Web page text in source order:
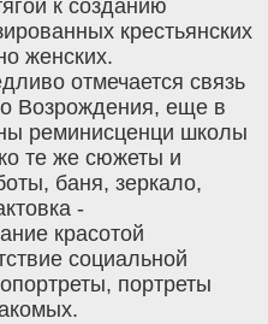
к созданию
крестьянских
женских.
отмечается связь
Возрождения, еще в
реминисценци школы
те же сюжеты и
баня, зеркало,
-
красотой
социальной
портреты